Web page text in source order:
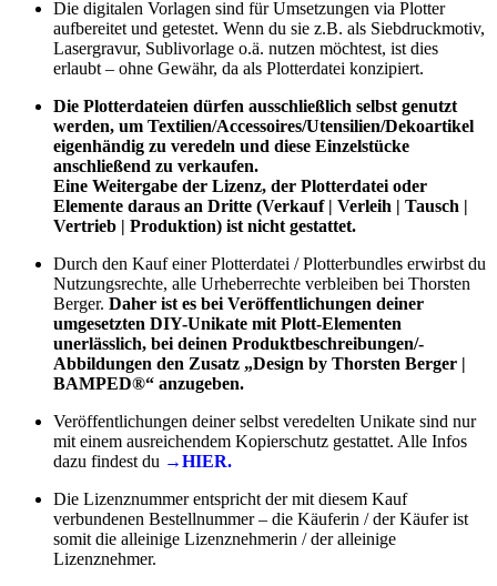
Die digitalen Vorlagen sind für Umsetzungen via Plotter
aufbereitet und getestet. Wenn du sie z.B. als Siebdruckmotiv,
Lasergravur, Sublivorlage o.ä. nutzen möchtest, ist dies
erlaubt – ohne Gewähr, da als Plotterdatei konzipiert.
Die Plotterdateien dürfen ausschließlich selbst genutzt
werden, um Textilien/Accessoires/Utensilien/Dekoartikel
eigenhändig zu veredeln und diese Einzelstücke
anschließend zu verkaufen.
Eine Weitergabe der Lizenz, der Plotterdatei oder
Elemente daraus an Dritte (Verkauf | Verleih | Tausch |
Vertrieb | Produktion) ist nicht gestattet.
Durch den Kauf einer Plotterdatei / Plotterbundles erwirbst du
Nutzungsrechte, alle Urheberrechte verbleiben bei Thorsten
Berger. Daher ist es bei Veröffentlichungen deiner
umgesetzten DIY-Unikate mit Plott-Elementen
unerlässlich, bei deinen Produktbeschreibungen/-
Abbildungen den Zusatz „Design by Thorsten Berger |
BAMPED®“ anzugeben.
Veröffentlichungen deiner selbst veredelten Unikate sind nur
mit einem ausreichendem Kopierschutz gestattet. Alle Infos
dazu findest du →HIER.
Die Lizenznummer entspricht der mit diesem Kauf
verbundenen Bestellnummer – die Käuferin / der Käufer ist
somit die alleinige Lizenznehmerin / der alleinige
Lizenznehmer.